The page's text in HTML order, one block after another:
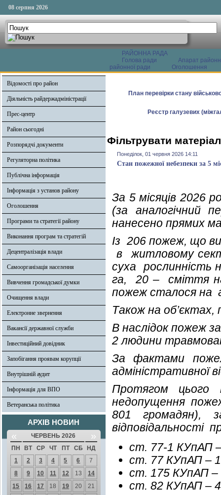
08 серпня 2026
РАЙОННА РАДА
Голова ради
Апарат
районної ради
Оголошення
Відомості про район
Діяльність райдержадміністрації
Прес-центр
Район сьогодні
Розпорядчі документи
Регуляторна політика
Публічна інформація
Інформація з установ району
Оголошення
Програми та стратегії району
Виконання програм та стратегій
Децентралізація влади
Самоорганізація населення
Вивчення громадської думки
Очищення влади
Електронне звернення
Вакансії державної служби
Інвестиційний довідник
Запобігання проявам корупції
Внутрішній аудит
Інформація для ВПО
Ветеранська політика
АРХІВ НОВИН
« ЧЕРВЕНЬ 2026 »
ПН ВТ СР ЧТ ПТ СБ
НД
1
2 3 4 5 6
7
8
9 10 11 12 13
14
15
16 17 18 19 20
21
План перевірки стану
Реєстр галузевих
Фільтрувати
Понеділок, 01 червня 2026 14:11
Стан пожежної небезпеки за 5
За 5 місяців 2026
(за аналогічний
нанесено прямих
Із 206 пожеж, що
в житловому
суха рослинність
га, 20 – сміття на
пожеж сталося на
Також на
В наслідок пожеж
2 людини
За фактами
адміністративної
Протягом цього
недопущення
801 громадян),
відповідальності
ст. 77-1 КУпАП –
ст. 77 КУпАП –
ст. 175 КУпАП –
ст. 82 КУпАП – 4